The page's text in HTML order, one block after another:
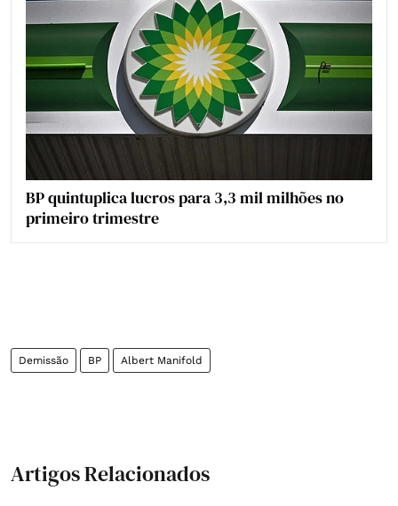
BP quintuplica lucros para 3,3 mil milhões no
primeiro trimestre
Demissão BP Albert Manifold
Artigos Relacionados